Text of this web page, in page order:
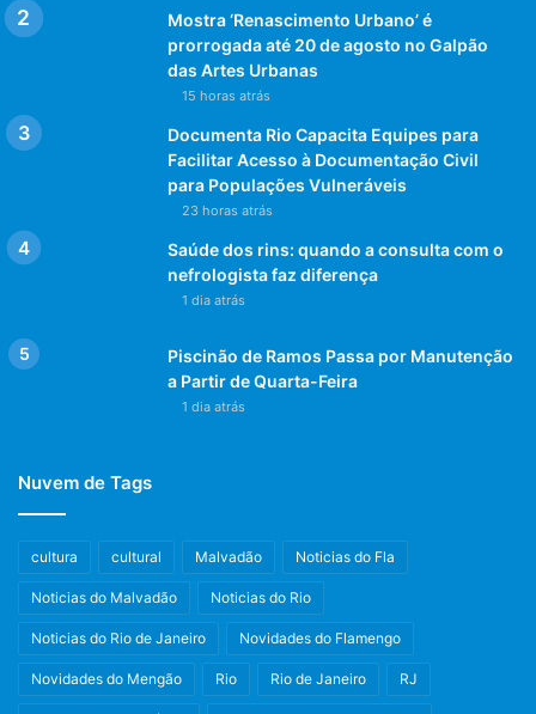
Mostra ‘Renascimento Urbano’ é
prorrogada até 20 de agosto no Galpão
das Artes Urbanas
15 horas atrás
Documenta Rio Capacita Equipes para
Facilitar Acesso à Documentação Civil
para Populações Vulneráveis
23 horas atrás
Saúde dos rins: quando a consulta com o
nefrologista faz diferença
1 dia atrás
Piscinão de Ramos Passa por Manutenção
a Partir de Quarta-Feira
1 dia atrás
Nuvem de Tags
cultura cultural Malvadão Noticias do Fla
Noticias do Malvadão Noticias do Rio
Noticias do Rio de Janeiro Novidades do Flamengo
Novidades do Mengão Rio Rio de Janeiro RJ